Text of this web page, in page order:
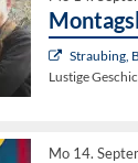
Straubing,
Lustige
Mo 14.